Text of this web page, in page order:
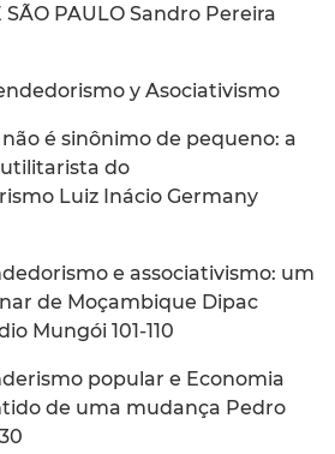
SÃO PAULO Sandro Pereira
y Asociativismo
é sinônimo de pequeno: a
do
Luiz Inácio Germany
e associativismo: um
de Moçambique Dipac
Mungói 101-110
popular e Economia
de uma mudança Pedro